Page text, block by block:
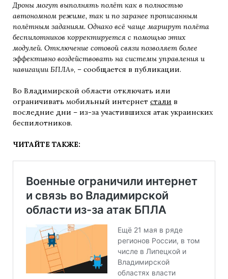
Дроны могут выполнять полёт как в полностью
автономном режиме, так и по заранее прописанным
полётным заданиям. Однако всё чаще маршрут полёта
беспилотников корректируется с помощью этих
модулей. Отключение сотовой связи позволяет более
эффективно воздействовать на системы управления и
навигации БПЛА», – сообщается в публикации.
Во Владимирской области отключать или
ограничивать мобильный интернет стали в
последние дни – из-за участившихся атак украинских
беспилотников.
ЧИТАЙТЕ ТАКЖЕ: